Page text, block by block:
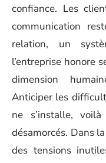
confiance. Les
communication
relation, un
l’entreprise honore
dimension
Anticiper les
ne s’installe,
désamorcés. Dans
des tensions